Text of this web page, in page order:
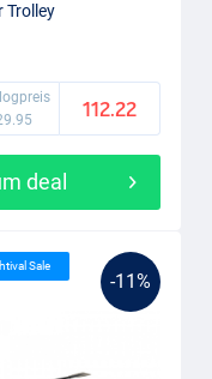
Trolley
112.22
deal
-11%
Sale